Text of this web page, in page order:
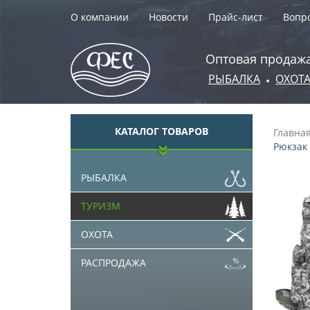
О компании Новости Прайс-лист
Оптовая
РЫБАЛКА • ОХОТА
КАТАЛОГ ТОВАРОВ
РЫБАЛКА
ТУРИЗМ
ОХОТА
РАСПРОДАЖА
Главная